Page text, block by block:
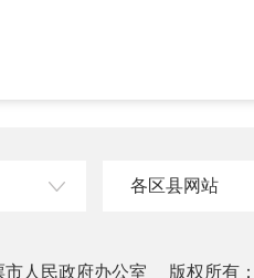
各区县网站
人民政府办公室 版权所有